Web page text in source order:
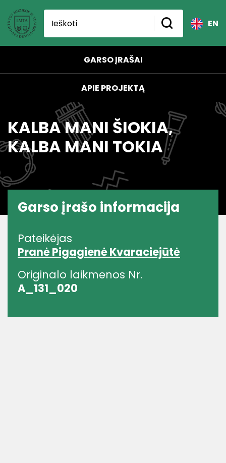
EN
GARSO ĮRAŠAI
APIE PROJEKTĄ
KALBA MANI ŠIOKIA,
KALBA MANI TOKIA
Garso įrašo informacija
Pateikėjas
Pranė Pigagienė Kvaraciejūtė
Originalo laikmenos Nr.
A_131_020